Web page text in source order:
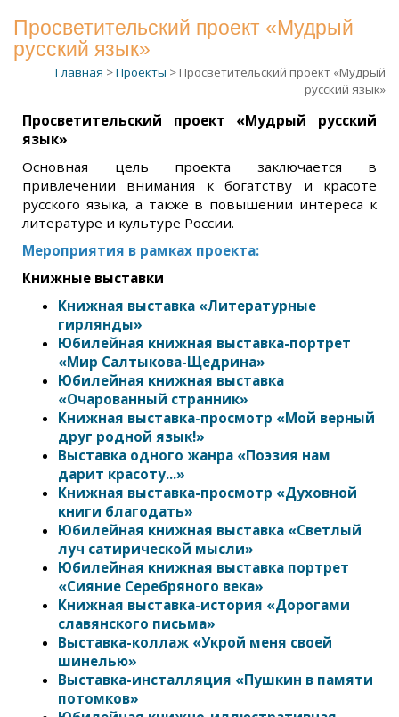
Просветительский проект «Мудрый
русский язык»
Главная >Проекты > Просветительский проект «Мудрый
русский язык»
Просветительский проект «Мудрый русский
язык»
Основная цель проекта заключается в
привлечении внимания к богатству и красоте
русского языка, а также в повышении интереса к
литературе и культуре России.
Мероприятия в рамках проекта:
Книжные выставки
Книжная выставка «Литературные
гирлянды»
Юбилейная книжная выставка-портрет
«Мир Салтыкова-Щедрина»
Юбилейная книжная выставка
«Очарованный странник»
Книжная выставка-просмотр «Мой верный
друг родной язык!»
Выставка одного жанра «Поэзия нам
дарит красоту...»
Книжная выставка-просмотр «Духовной
книги благодать»
Юбилейная книжная выставка «Светлый
луч сатирической мысли»
Юбилейная книжная выставка портрет
«Сияние Серебряного века»
Книжная выставка-история «Дорогами
славянского письма»
Выставка-коллаж «Укрой меня своей
шинелью»
Выставка-инсталляция «Пушкин в памяти
потомков»